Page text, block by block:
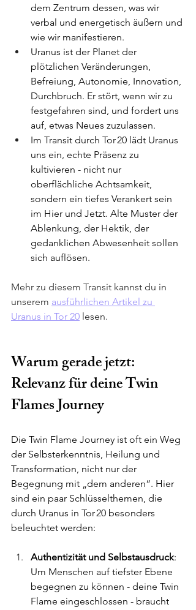
dem Zentrum dessen, was wir
verbal und energetisch äußern und
wie wir manifestieren.
Uranus ist der Planet der
plötzlichen Veränderungen,
Befreiung, Autonomie, Innovation,
Durchbruch. Er stört, wenn wir zu
festgefahren sind, und fordert uns
auf, etwas Neues zuzulassen.
Im Transit durch Tor 20 lädt Uranus
uns ein, echte Präsenz zu
kultivieren - nicht nur
oberflächliche Achtsamkeit,
sondern ein tiefes Verankert sein
im Hier und Jetzt. Alte Muster der
Ablenkung, der Hektik, der
gedanklichen Abwesenheit sollen
sich auflösen.
Mehr zu diesem Transit kannst du in
unserem ausführlichen Artikel zu
Uranus in Tor 20 lesen.
Warum gerade jetzt:
Relevanz für deine Twin
Flames Journey
Die Twin Flame Journey ist oft ein Weg
der Selbsterkenntnis, Heilung und
Transformation, nicht nur der
Begegnung mit „dem anderen“. Hier
sind ein paar Schlüsselthemen, die
durch Uranus in Tor 20 besonders
beleuchtet werden:
Authentizität und Selbstausdruck:
Um Menschen auf tiefster Ebene
begegnen zu können - deine Twin
Flame eingeschlossen - braucht